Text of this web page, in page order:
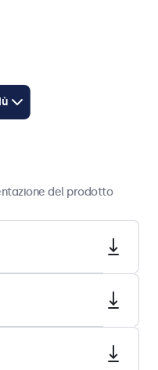
del prodotto